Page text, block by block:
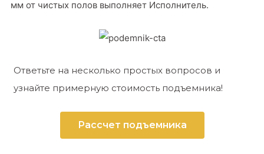
мм от чистых полов выполняет Исполнитель.
Ответьте на несколько простых вопросов и
узнайте примерную стоимость подъемника!
Рассчет подъемника